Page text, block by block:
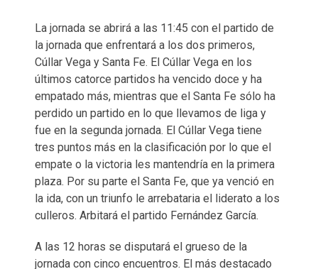
La jornada se abrirá a las 11:45 con el partido de
la jornada que enfrentará a los dos primeros,
Cúllar Vega y Santa Fe. El Cúllar Vega en los
últimos catorce partidos ha vencido doce y ha
empatado más, mientras que el Santa Fe sólo ha
perdido un partido en lo que llevamos de liga y
fue en la segunda jornada. El Cúllar Vega tiene
tres puntos más en la clasificación por lo que el
empate o la victoria les mantendría en la primera
plaza. Por su parte el Santa Fe, que ya venció en
la ida, con un triunfo le arrebataria el liderato a los
culleros. Arbitará el partido Fernández García.
A las 12 horas se disputará el grueso de la
jornada con cinco encuentros. El más destacado